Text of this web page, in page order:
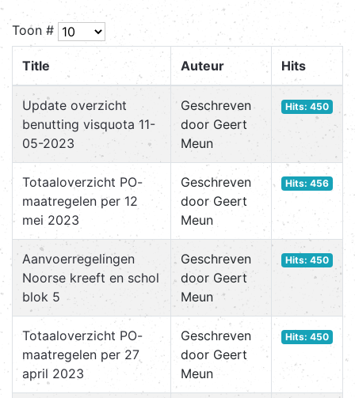
Toon #
Title Auteur Hits
Update overzicht
benutting visquota 11-
05-2023
Geschreven
door Geert
Meun
Hits: 450
Totaaloverzicht PO-
maatregelen per 12
mei 2023
Geschreven
door Geert
Meun
Hits: 456
Aanvoerregelingen
Noorse kreeft en schol
blok 5
Geschreven
door Geert
Meun
Hits: 450
Totaaloverzicht PO-
maatregelen per 27
april 2023
Geschreven
door Geert
Meun
Hits: 450